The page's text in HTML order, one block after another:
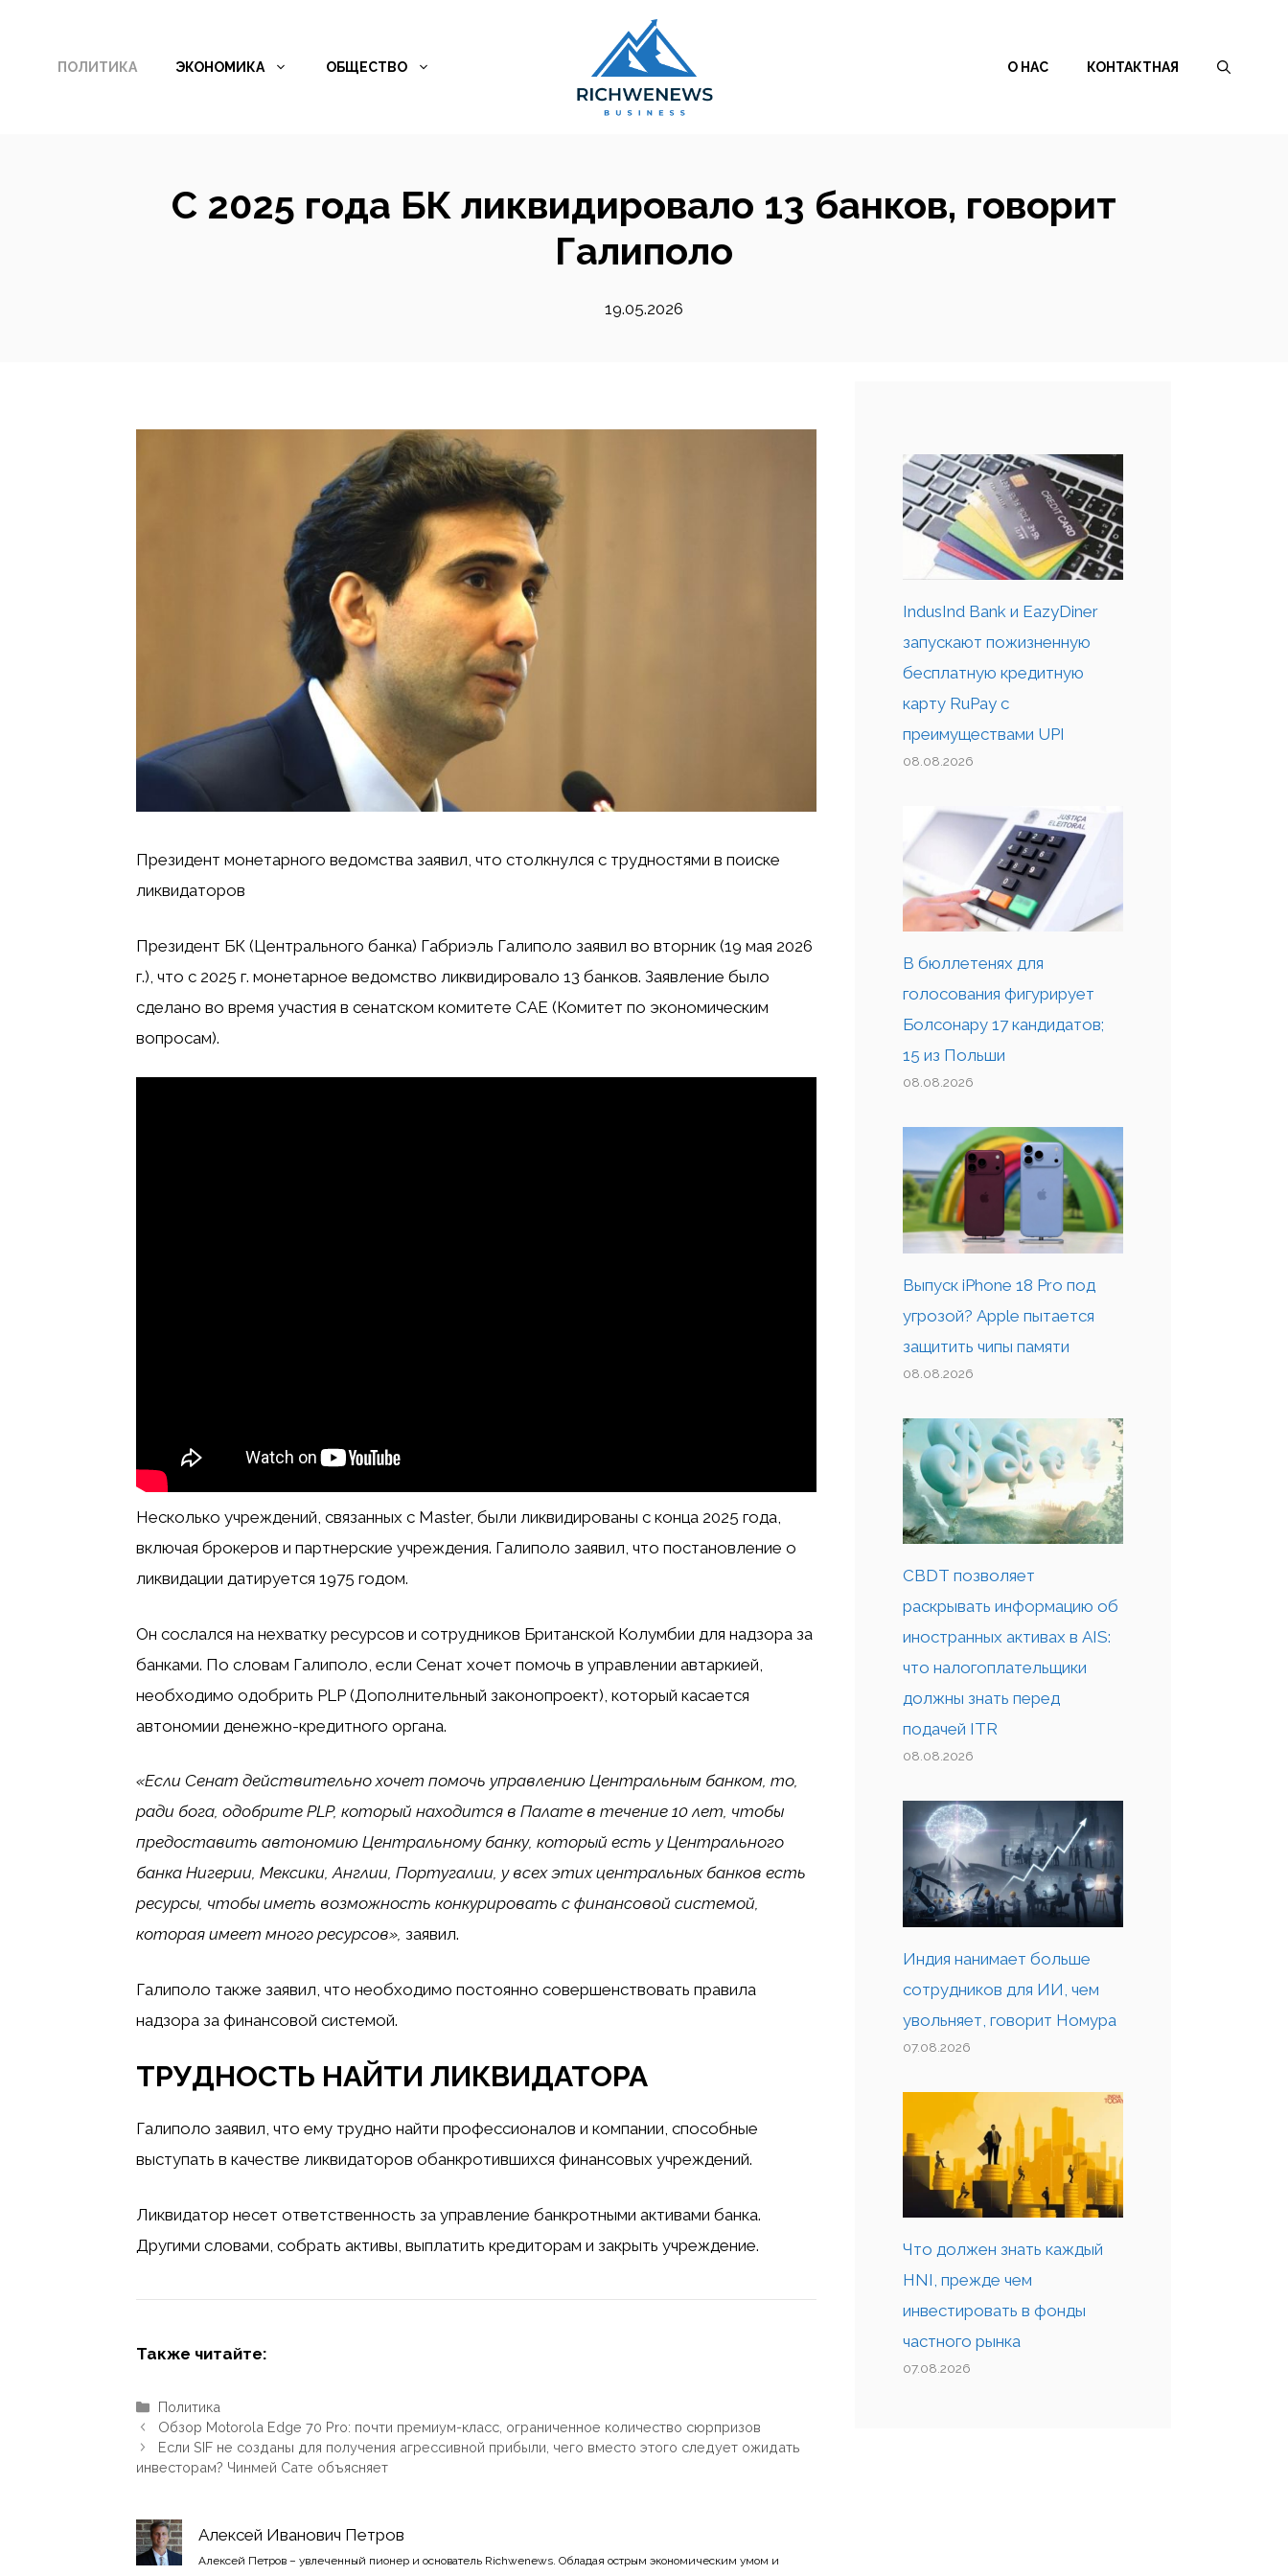
содержимому
ПОЛИТИКА ЭКОНОМИКА ОБЩЕСТВО О НАС КОНТАКТНАЯ
С 2025 года БК ликвидировало 13 банков, говорит
Галиполо
19.05.2026
Президент монетарного ведомства заявил, что столкнулся с трудностями в поиске
ликвидаторов
Президент БК (Центрального банка) Габриэль Галиполо заявил во вторник (19 мая 2026
г.), что с 2025 г. монетарное ведомство ликвидировало 13 банков. Заявление было
сделано во время участия в сенатском комитете CAE (Комитет по экономическим
вопросам).
Несколько учреждений, связанных с Master, были ликвидированы с конца 2025 года,
включая брокеров и партнерские учреждения. Галиполо заявил, что постановление о
ликвидации датируется 1975 годом.
Он сослался на нехватку ресурсов и сотрудников Британской Колумбии для надзора за
банками. По словам Галиполо, если Сенат хочет помочь в управлении автаркией,
необходимо одобрить PLP (Дополнительный законопроект), который касается
автономии денежно-кредитного органа.
«Если Сенат действительно хочет помочь управлению Центральным банком, то,
ради бога, одобрите PLP, который находится в Палате в течение 10 лет, чтобы
предоставить автономию Центральному банку, который есть у Центрального
банка Нигерии, Мексики, Англии, Португалии, у всех этих центральных банков есть
ресурсы, чтобы иметь возможность конкурировать с финансовой системой,
которая имеет много ресурсов», заявил.
Галиполо также заявил, что необходимо постоянно совершенствовать правила
надзора за финансовой системой.
ТРУДНОСТЬ НАЙТИ ЛИКВИДАТОРА
Галиполо заявил, что ему трудно найти профессионалов и компании, способные
выступать в качестве ликвидаторов обанкротившихся финансовых учреждений.
Ликвидатор несет ответственность за управление банкротными активами банка.
Другими словами, собрать активы, выплатить кредиторам и закрыть учреждение.
Также читайте:
Рубрики
Политика
Обзор Motorola Edge 70 Pro: почти премиум-класс, ограниченное количество сюрпризов
Если SIF не созданы для получения агрессивной прибыли, чего вместо этого следует ожидать
инвесторам? Чинмей Сате объясняет
Алексей Иванович Петров
Алексей Петров – увлеченный пионер и основатель Richwenews. Обладая острым экономическим умом и
IndusInd Bank и EazyDiner
запускают пожизненную
бесплатную кредитную
карту RuPay с
преимуществами UPI
08.08.2026
В бюллетенях для
голосования фигурирует
Болсонару 17 кандидатов;
15 из Польши
08.08.2026
Выпуск iPhone 18 Pro под
угрозой? Apple пытается
защитить чипы памяти
08.08.2026
CBDT позволяет
раскрывать информацию об
иностранных активах в AIS:
что налогоплательщики
должны знать перед
подачей ITR
08.08.2026
Индия нанимает больше
сотрудников для ИИ, чем
увольняет, говорит Номура
07.08.2026
Что должен знать каждый
HNI, прежде чем
инвестировать в фонды
частного рынка
07.08.2026